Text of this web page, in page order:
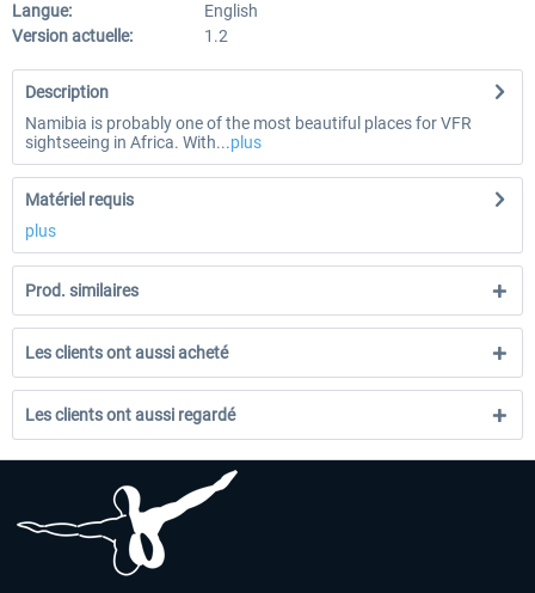
Langue:
English
Version actuelle:
1.2
Description
Namibia is probably one of the most beautiful places for VFR
sightseeing in Africa. With...plus
Matériel requis
plus
Prod. similaires
Les clients ont aussi acheté
Les clients ont aussi regardé